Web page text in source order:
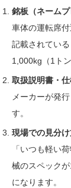
銘板（ネーム
車体の運転席
記載されてい
1,000kg（1ト
取扱説明書・
メーカーが発
す。
現場での見分
「いつも軽い
械のスペック
になります。